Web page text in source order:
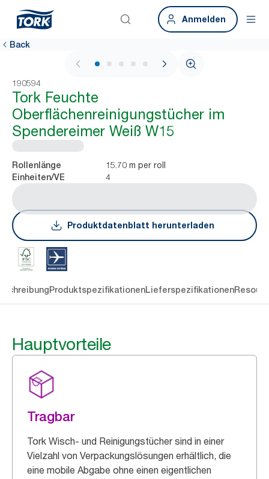
Anmelden
Back
1 / 6
190594
Tork Feuchte
Oberflächenreinigungstücher im
Spendereimer Weiß W15
Rollenlänge 15.70 m per roll
Einheiten/VE 4
Produktdatenblatt herunterladen
ProduktspezifikationenLieferspezifikationen
Hauptvorteile
Tragbar
Tork Wisch- und Reinigungstücher sind in einer
Vielzahl von Verpackungslösungen erhältlich, die
eine mobile Abgabe ohne einen eigentlichen